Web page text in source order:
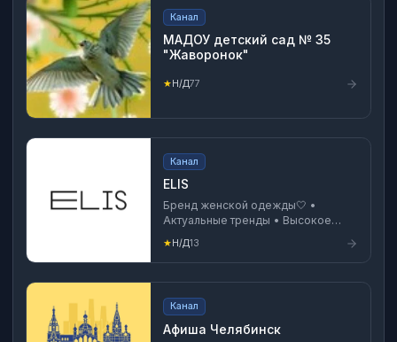
Канал
МАДОУ детский сад № 35
"Жаворонок"
★Н/Д77
Канал
ELIS
Бренд женской одежды🤍 •
Актуальные тренды • Высокое
качество • Натуральные
материалы Официальный сайт:
https://elis.ru Новинки:
clck.ru/35bfhM
★Н/Д13
Канал
Афиша Челябинск